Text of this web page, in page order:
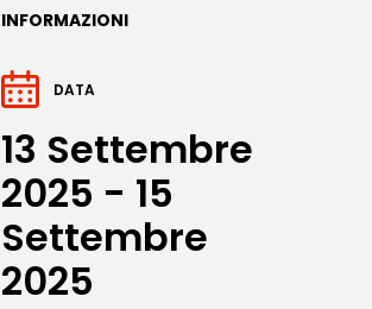
INFORMAZIONI
DATA
13 Settembre
2025 - 15
Settembre
2025